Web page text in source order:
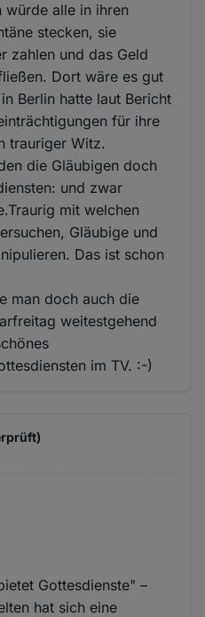
würde alle in ihren
stecken, sie
zahlen und das Geld
Dort wäre es gut
Berlin hatte laut Bericht
für ihre
trauriger Witz.
die Gläubigen doch
und zwar
mit welchen
Gläubige und
Das ist schon
man doch auch die
weitestgehend
im TV. :-)
Gottesdienste" –
hat sich eine